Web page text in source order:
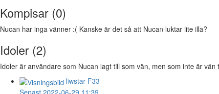
Kompisar (0)
Nucan har inga vänner :( Kanske är det så att Nucan luktar lite illa?
Idoler (2)
Idoler är användare som Nucan lagt till som vän, men som inte är vän
liwstar F33
Senast 2022-06-29 11:39